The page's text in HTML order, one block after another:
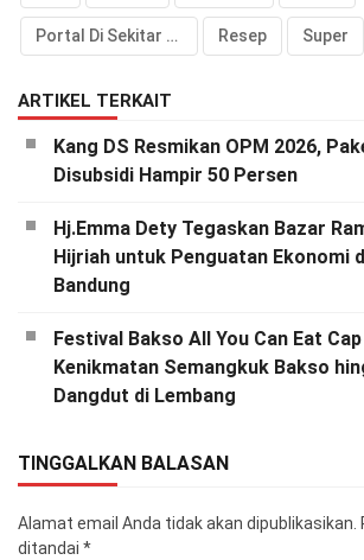
Portal Di Sekitar Kita Resep Super
ARTIKEL TERKAIT
Kang DS Resmikan OPM 2026,
Disubsidi Hampir 50 Persen
Hj.Emma Dety Tegaskan Bazar
Hijriah untuk Penguatan Ekonomi
Bandung
Festival Bakso All You Can Eat
Kenikmatan Semangkuk Bakso
Dangdut di Lembang
TINGGALKAN BALASAN
Alamat email Anda tidak akan dipublikasikan.
ditandai *